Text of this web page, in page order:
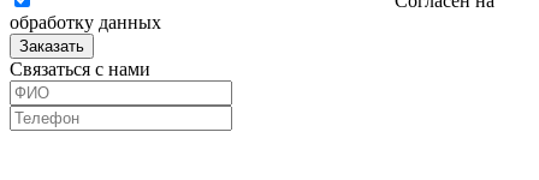
обработку данных
Заказать
Связаться с нами